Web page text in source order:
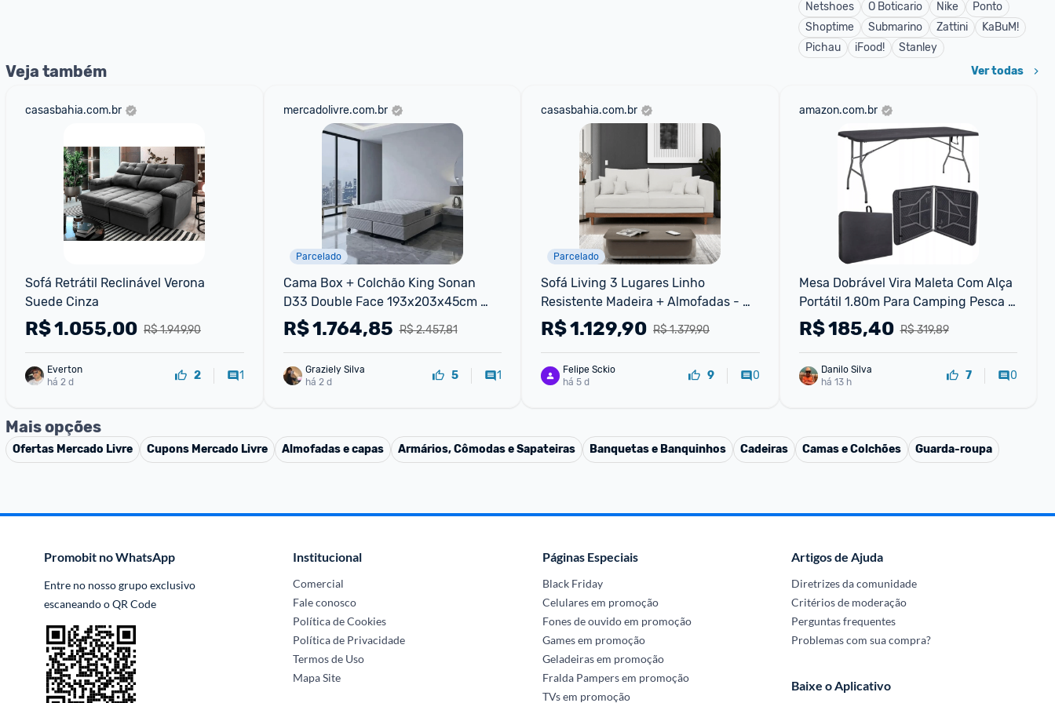
Netshoes
O Boticario Nike
Ponto
Shoptime
Submarino Zattini
KaBuM!
Pichau
iFood! Stanley
Veja também Ver todas
casasbahia.com.br
Sofá Retrátil Reclinável Verona
Suede Cinza
R$ 1.949,90
R$1.055,00
Everton
há 2 d
2 1
mercadolivre.com.br
Parcelado
Cama Box + Colchão King Sonan
D33 Double Face 193x203x45cm
Cinza
R$ 2.457,81
R$1.764,85
Graziely Silva
há 2 d
5 1
casasbahia.com.br
Parcelado
Sofá Living 3 Lugares Linho
Resistente Madeira + Almofadas -
Bege
R$ 1.379,90
R$1.129,90
Felipe Sckio
há 5 d
9 0
amazon.com.br
Mesa Dobrável Vira Maleta Com Alça
Portátil 1.80m Para Camping Pesca
Jardim Área Externa
R$ 319,89
R$185,40
Danilo Silva
há 13 h
7 0
Mais opções
Ofertas Mercado Livre Cupons Mercado Livre Almofadas e capas Armários, Cômodas e Sapateiras Banquetas e Banquinhos Cadeiras Camas e Colchões Guarda-roupa
Promobit no WhatsApp
Entre no nosso grupo exclusivo
escaneando o QR Code
Institucional
Comercial
Fale conosco
Política de Cookies
Política de Privacidade
Termos de Uso
Mapa Site
Páginas Especiais
Black Friday
Celulares em promoção
Fones de ouvido em promoção
Games em promoção
Geladeiras em promoção
Fralda Pampers em promoção
TVs em promoção
Artigos de Ajuda
Diretrizes da comunidade
Critérios de moderação
Perguntas frequentes
Problemas com sua compra?
Baixe o Aplicativo